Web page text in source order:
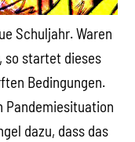
Schuljahr. Waren
so startet dieses
Bedingungen.
Pandemiesituation
dazu, dass das